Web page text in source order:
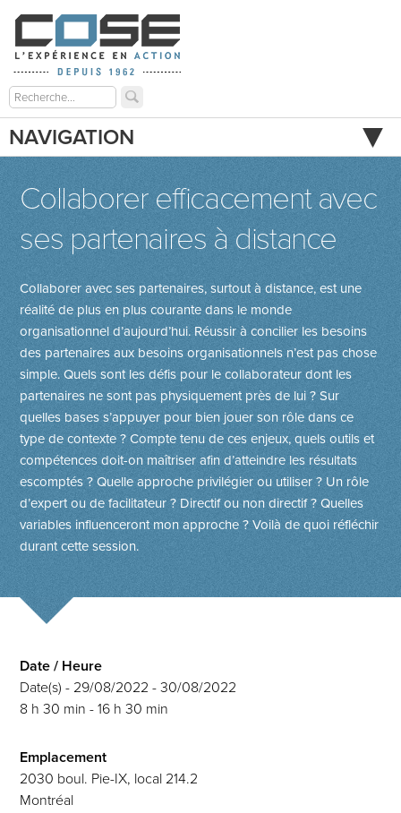
NAVIGATION
Collaborer efficacement avec
ses partenaires à distance
Collaborer avec ses partenaires, surtout à distance, est une
réalité de plus en plus courante dans le monde
organisationnel d’aujourd’hui. Réussir à concilier les besoins
des partenaires aux besoins organisationnels n’est pas chose
simple. Quels sont les défis pour le collaborateur dont les
partenaires ne sont pas physiquement près de lui ? Sur
quelles bases s’appuyer pour bien jouer son rôle dans ce
type de contexte ? Compte tenu de ces enjeux, quels outils et
compétences doit-on maîtriser afin d’atteindre les résultats
escomptés ? Quelle approche privilégier ou utiliser ? Un rôle
d’expert ou de facilitateur ? Directif ou non directif ? Quelles
variables influenceront mon approche ? Voilà de quoi réfléchir
durant cette session.
Date / Heure
Date(s) - 29/08/2022 - 30/08/2022
8 h 30 min - 16 h 30 min
Emplacement
2030 boul. Pie-IX, local 214.2
Montréal